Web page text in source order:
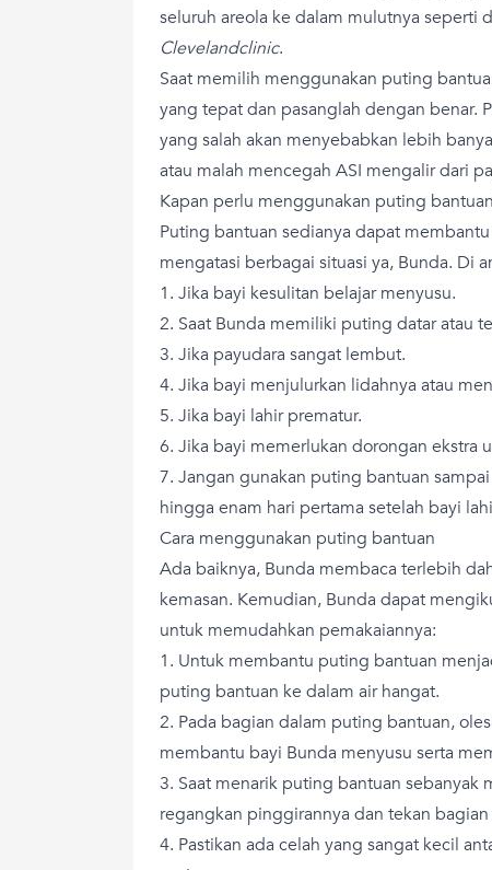
seluruh areola ke dalam mulutnya seperti
Clevelandclinic.
Saat memilih menggunakan puting
yang tepat dan pasanglah dengan benar.
yang salah akan menyebabkan lebih
atau malah mencegah ASI mengalir dari
Kapan perlu menggunakan puting
Puting bantuan sedianya dapat
mengatasi berbagai situasi ya, Bunda. Di
1. Jika bayi kesulitan belajar menyusu.
2. Saat Bunda memiliki puting datar atau
3. Jika payudara sangat lembut.
4. Jika bayi menjulurkan lidahnya atau
5. Jika bayi lahir prematur.
6. Jika bayi memerlukan dorongan ekstra
7. Jangan gunakan puting bantuan
hingga enam hari pertama setelah bayi
Cara menggunakan puting bantuan
Ada baiknya, Bunda membaca terlebih
kemasan. Kemudian, Bunda dapat
untuk memudahkan pemakaiannya:
1. Untuk membantu puting bantuan
puting bantuan ke dalam air hangat.
2. Pada bagian dalam puting bantuan,
membantu bayi Bunda menyusu serta
3. Saat menarik puting bantuan sebanyak
regangkan pinggirannya dan tekan
4. Pastikan ada celah yang sangat kecil